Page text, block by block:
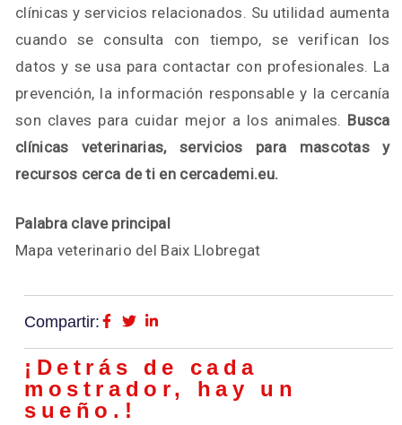
clínicas y servicios relacionados. Su utilidad aumenta
cuando se consulta con tiempo, se verifican los
datos y se usa para contactar con profesionales. La
prevención, la información responsable y la cercanía
son claves para cuidar mejor a los animales. Busca
clínicas veterinarias, servicios para mascotas y
recursos cerca de ti en cercademi.eu.
Palabra clave principal
Mapa veterinario del Baix Llobregat
Compartir:
¡Detrás de cada
mostrador, hay un
sueño.!